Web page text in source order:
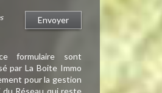
Envoyer
formulaire sont
par La Boite Immo
pour la gestion
Réseau qui reste